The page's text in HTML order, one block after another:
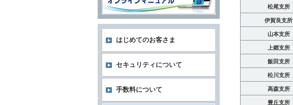
松尾支所
伊賀良支所
山本支所
上郷支所
飯田支所
松川支所
高森支所
豊丘支所
はじめてのお客さま
セキュリティについて
手数料について